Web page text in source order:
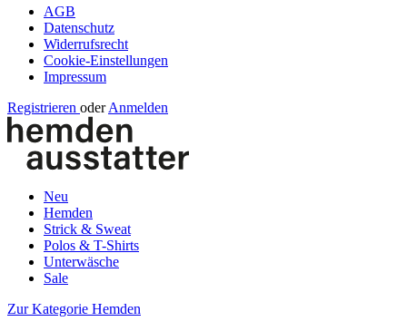
AGB
Datenschutz
Widerrufsrecht
Cookie-Einstellungen
Impressum
Registrieren oder Anmelden
Neu
Hemden
Strick & Sweat
Polos & T-Shirts
Unterwäsche
Sale
Zur Kategorie Hemden